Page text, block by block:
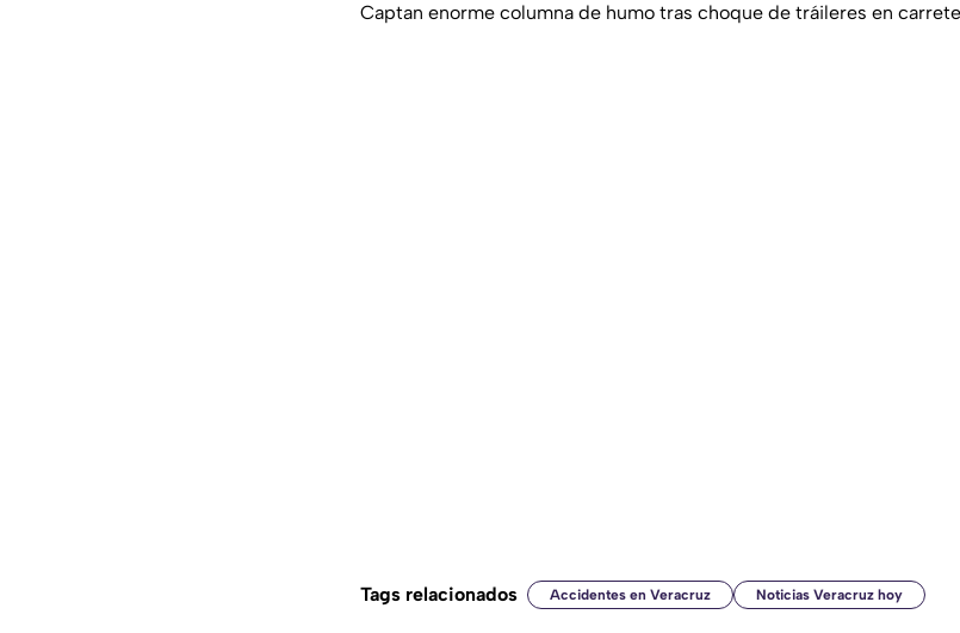
Captan enorme columna de humo tras choque de tráileres en
Tags relacionados Accidentes en Veracruz Noticias Veracruz hoy